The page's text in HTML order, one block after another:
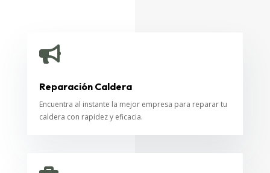

Reparación Caldera
Encuentra al instante la mejor empresa para reparar tu
caldera con rapidez y eficacia.